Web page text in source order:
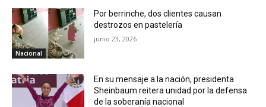
Nacional
Por berrinche, dos clientes causan
destrozos en pastelería
junio 23, 2026
En su mensaje a la nación, presidenta
Sheinbaum reitera unidad por la defensa
de la soberanía nacional